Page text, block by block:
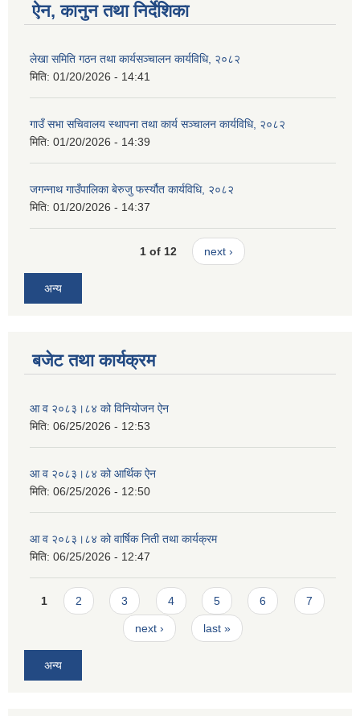
ऐन, कानुन तथा निर्देशिका
लेखा समिति गठन तथा कार्यसञ्चालन कार्यविधि, २०८२
मिति: 01/20/2026 - 14:41
गाउँ सभा सचिवालय स्थापना तथा कार्य सञ्चालन कार्यविधि, २०८२
मिति: 01/20/2026 - 14:39
जगन्नाथ गाउँपालिका बेरुजु फर्स्यौत कार्यविधि, २०८२
मिति: 01/20/2026 - 14:37
1 of 12 next ›
अन्य
बजेट तथा कार्यक्रम
आ व २०८३।८४ को विनियोजन ऐन
मिति: 06/25/2026 - 12:53
आ व २०८३।८४ को आर्थिक ऐन
मिति: 06/25/2026 - 12:50
आ व २०८३।८४ को वार्षिक निती तथा कार्यक्रम
मिति: 06/25/2026 - 12:47
Pages
1 2 3 4 5 6 7
next › last »
अन्य